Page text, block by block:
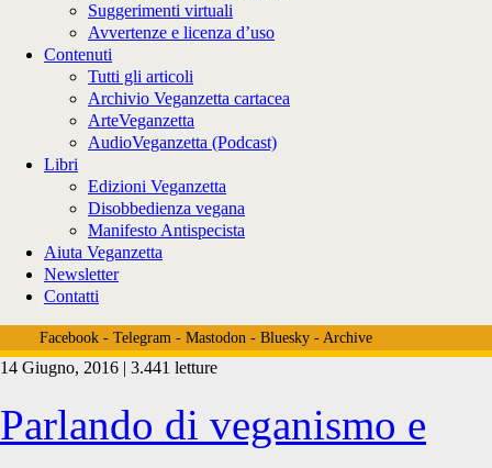
Suggerimenti virtuali
Avvertenze e licenza d’uso
Contenuti
Tutti gli articoli
Archivio Veganzetta cartacea
ArteVeganzetta
AudioVeganzetta (Podcast)
Libri
Edizioni Veganzetta
Disobbedienza vegana
Manifesto Antispecista
Aiuta Veganzetta
Newsletter
Contatti
Facebook- Telegram- Mastodon- Bluesky- Archive
Tag:
14 Giugno, 2016 | 3.441 letture
Parlando di veganismo e